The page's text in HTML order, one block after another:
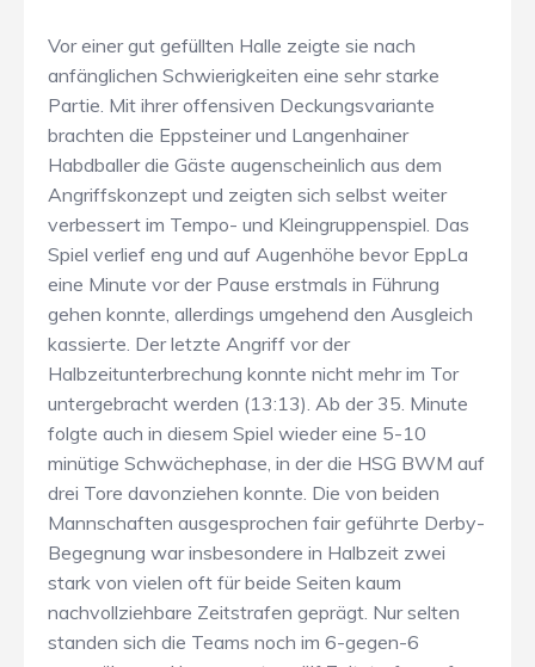
Vor einer gut gefüllten Halle zeigte sie nach
anfänglichen Schwierigkeiten eine sehr starke
Partie. Mit ihrer offensiven Deckungsvariante
brachten die Eppsteiner und Langenhainer
Habdballer die Gäste augenscheinlich aus dem
Angriffskonzept und zeigten sich selbst weiter
verbessert im Tempo- und Kleingruppenspiel. Das
Spiel verlief eng und auf Augenhöhe bevor EppLa
eine Minute vor der Pause erstmals in Führung
gehen konnte, allerdings umgehend den Ausgleich
kassierte. Der letzte Angriff vor der
Halbzeitunterbrechung konnte nicht mehr im Tor
untergebracht werden (13:13). Ab der 35. Minute
folgte auch in diesem Spiel wieder eine 5-10
minütige Schwächephase, in der die HSG BWM auf
drei Tore davonziehen konnte. Die von beiden
Mannschaften ausgesprochen fair geführte Derby-
Begegnung war insbesondere in Halbzeit zwei
stark von vielen oft für beide Seiten kaum
nachvollziehbare Zeitstrafen geprägt. Nur selten
standen sich die Teams noch im 6-gegen-6